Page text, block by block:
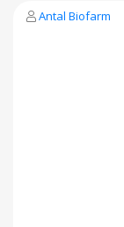
Antal Biofarm